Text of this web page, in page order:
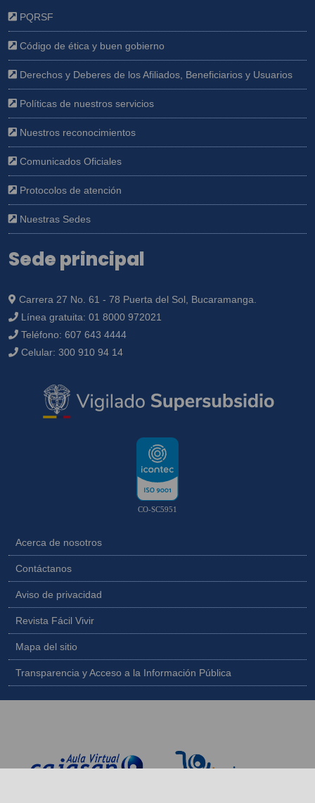
PQRSF
Código de ética y buen gobierno
Derechos y Deberes de los Afiliados, Beneficiarios y Usuarios
Políticas de nuestros servicios
Nuestros reconocimientos
Comunicados Oficiales
Protocolos de atención
Nuestras Sedes
Sede principal
Carrera 27 No. 61 - 78 Puerta del Sol, Bucaramanga.
Línea gratuita: 01 8000 972021
Teléfono: 607 643 4444
Celular: 300 910 94 14
CO-SC5951
Acerca de nosotros
Contáctanos
Aviso de privacidad
Revista Fácil Vivir
Mapa del sitio
Transparencia y Acceso a la Información Pública